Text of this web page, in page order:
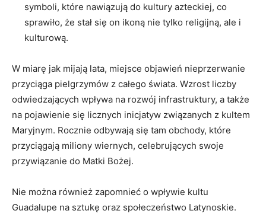
symboli,​ które nawiązują do kultury azteckiej,⁤ co ​
sprawiło, że stał się on ⁣ikoną nie tylko religijną, ale i
⁣kulturową.
W miarę jak mijają lata, miejsce objawień ⁤nieprzerwanie
przyciąga pielgrzymów⁢ z całego świata. Wzrost ⁢liczby
odwiedzających ‍wpływa na rozwój infrastruktury, a także
na pojawienie się licznych inicjatyw związanych z kultem
Maryjnym. Rocznie odbywają się tam obchody, które
‍przyciągają miliony wiernych, celebrujących swoje
przywiązanie do Matki‍ Bożej.
Nie można również zapomnieć o wpływie kultu
Guadalupe na sztukę oraz społeczeństwo Latynoskie. ​